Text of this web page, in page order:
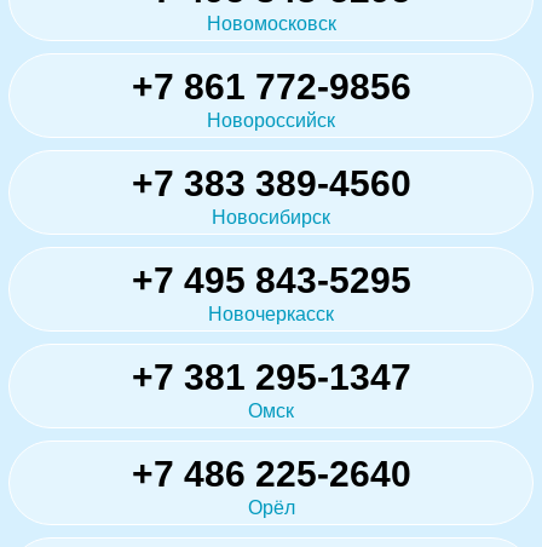
Новомосковск
+7 861 772-9856
Новороссийск
+7 383 389-4560
Новосибирск
+7 495 843-5295
Новочеркасск
+7 381 295-1347
Омск
+7 486 225-2640
Орёл